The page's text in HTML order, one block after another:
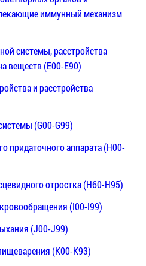
иммунный механизм
системы, расстройства
веществ (E00-E90)
и расстройства
(G00-G99)
придаточного аппарата (H00-
отростка (H60-H95)
(I00-I99)
(J00-J99)
(K00-K93)